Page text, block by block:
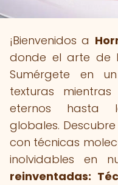
¡Bienvenidos a
donde el arte de
Sumérgete en
texturas
eternos hasta
globales.
con técnicas
inolvidables en
reinventadas: